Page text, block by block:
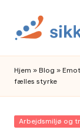
content
Hjem » Blog »
fælles styrke
Posted
Arbejdsmiljø og